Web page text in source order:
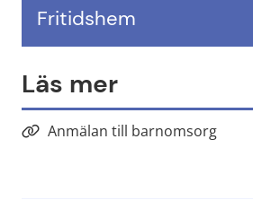
Fritidshem
Läs mer
Anmälan till barnomsorg